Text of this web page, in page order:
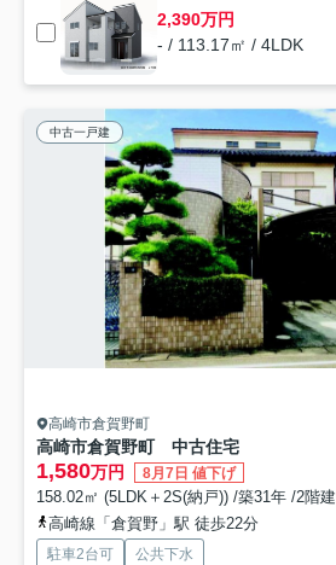
2,390万円
- / 113.17㎡ / 4LDK
中古一戸建
高崎市倉賀野町
高崎市倉賀野町 中古住宅
1,580万円 8月7日 値下げ
158.02㎡ (5LDK＋2S(納戸)) /築31年 /2階建
高崎線「倉賀野」駅 徒歩22分
駐車2台可 公共下水